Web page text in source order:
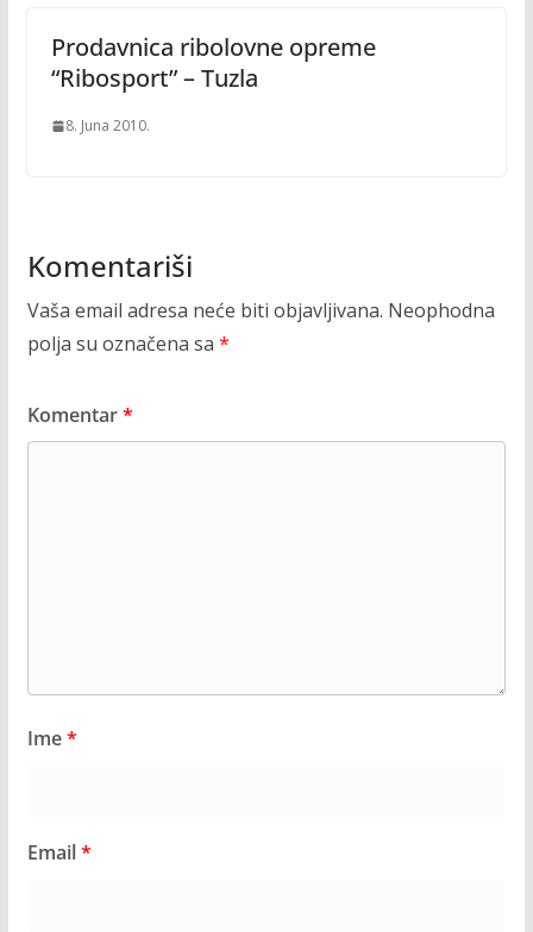
Prodavnica ribolovne opreme
“Ribosport” – Tuzla
8. Juna 2010.
Komentariši
Vaša email adresa neće biti objavljivana. Neophodna
polja su označena sa *
Komentar*
Ime*
Email*